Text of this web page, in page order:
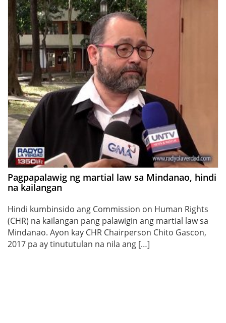
Pagpapalawig ng martial law sa Mindanao, hindi
na kailangan
Hindi kumbinsido ang Commission on Human Rights
(CHR) na kailangan pang palawigin ang martial law sa
Mindanao. Ayon kay CHR Chairperson Chito Gascon,
2017 pa ay tinututulan na nila ang […]